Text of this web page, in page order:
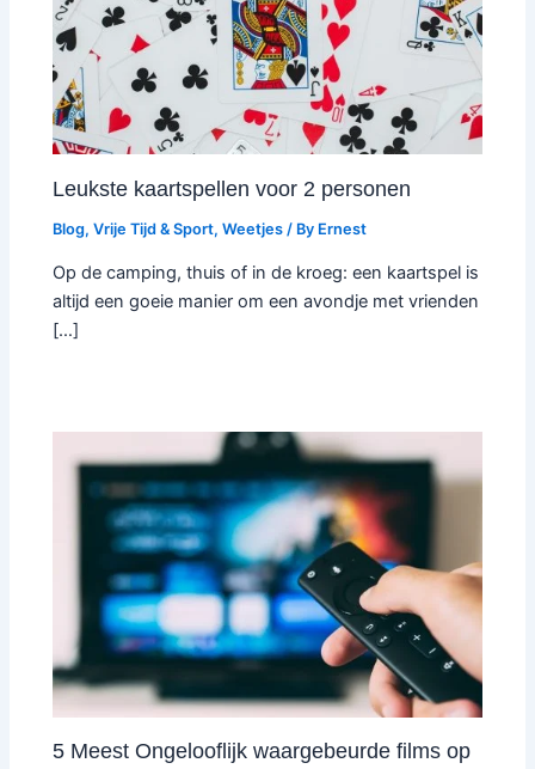
Leukste kaartspellen voor 2 personen
Blog,Vrije Tijd & Sport,Weetjes / By Ernest
Op de camping, thuis of in de kroeg: een kaartspel is
altijd een goeie manier om een avondje met vrienden
[…]
5 Meest Ongelooflijk waargebeurde films op